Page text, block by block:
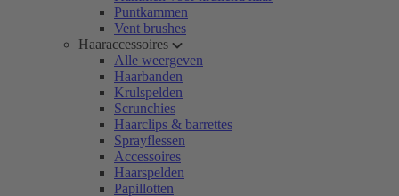
Puntkammen
Vent brushes
Haaraccessoires
Alle weergeven
Haarbanden
Krulspelden
Scrunchies
Haarclips & barrettes
Sprayflessen
Accessoires
Haarspelden
Papillotten